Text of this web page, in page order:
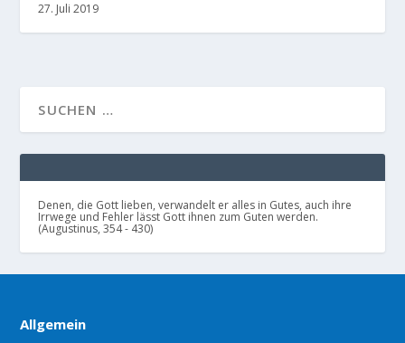
27. Juli 2019
Denen, die Gott lieben, verwandelt er alles in Gutes, auch ihre
Irrwege und Fehler lässt Gott ihnen zum Guten werden.
(Augustinus, 354 - 430)
Allgemein